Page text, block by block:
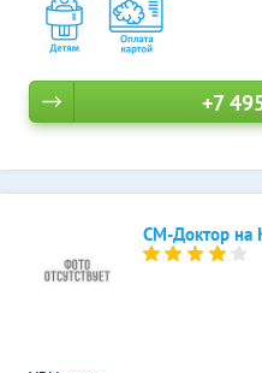
+7
СМ-Доктор на